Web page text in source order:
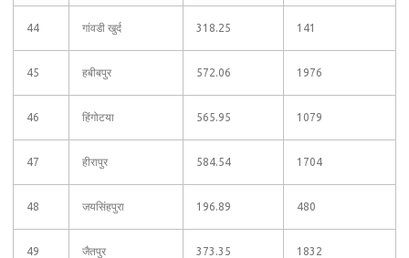
44 गांवडी खुर्द 318.25 141
45 हबीबपुर 572.06 1976
46 हिंगोटया 565.95 1079
47 हीरापुर 584.54 1704
48 जयसिंहपुरा 196.89 480
49 जैतपुर 373.35 1832